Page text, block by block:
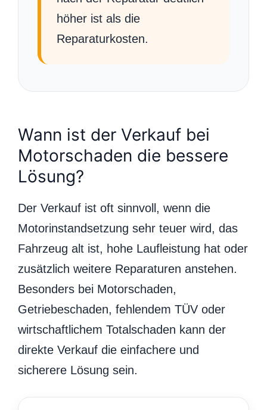
höher ist als die
Reparaturkosten.
Wann ist der Verkauf bei
Motorschaden die bessere
Lösung?
Der Verkauf ist oft sinnvoll, wenn die
Motorinstandsetzung sehr teuer wird, das
Fahrzeug alt ist, hohe Laufleistung hat oder
zusätzlich weitere Reparaturen anstehen.
Besonders bei Motorschaden,
Getriebeschaden, fehlendem TÜV oder
wirtschaftlichem Totalschaden kann der
direkte Verkauf die einfachere und
sicherere Lösung sein.